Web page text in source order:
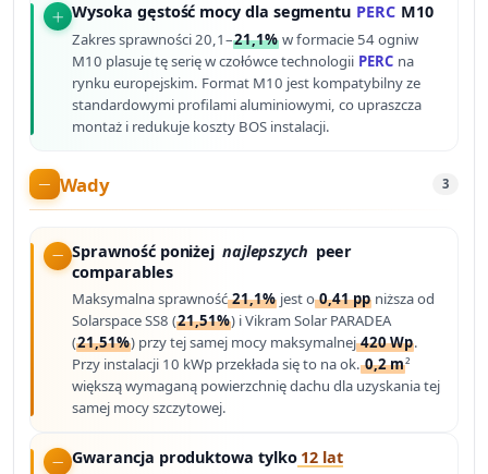
Wysoka gęstość mocy dla segmentu PERC M10
Zakres sprawności 20,1–21,1% w formacie 54 ogniw
M10 plasuje tę serię w czołówce technologii PERC na
rynku europejskim. Format M10 jest kompatybilny ze
standardowymi profilami aluminiowymi, co upraszcza
montaż i redukuje koszty BOS instalacji.
Wady 3
Sprawność poniżej najlepszych peer
comparables
Maksymalna sprawność21,1% jest o0,41 pp niższa od
Solarspace SS8 (21,51%) i Vikram Solar PARADEA
(21,51%) przy tej samej mocy maksymalnej420 Wp.
Przy instalacji 10 kWp przekłada się to na ok.0,2 m²
większą wymaganą powierzchnię dachu dla uzyskania tej
samej mocy szczytowej.
Gwarancja produktowa tylko12 lat